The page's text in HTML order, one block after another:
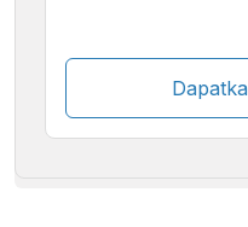
Beberapa metode